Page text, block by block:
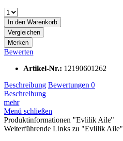
In den Warenkorb
Vergleichen
Merken
Bewerten
Artikel-Nr.: 12190601262
Beschreibung Bewertungen 0
Beschreibung
mehr
Menü schließen
Produktinformationen "Evlilik Aile"
Weiterführende Links zu "Evlilik Aile"